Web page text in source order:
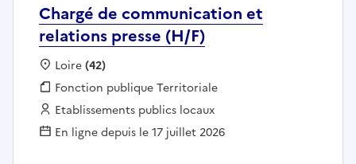
Chargé de communication et
relations presse (H/F)
Localisation :
Loire(42)
Fonction publique :
Fonction publique Territoriale
Employeur :
Etablissements publics locaux
En ligne depuis le 17 juillet 2026